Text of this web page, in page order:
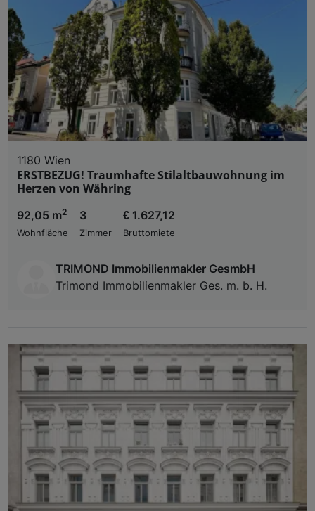
1180 Wien
ERSTBEZUG! Traumhafte Stilaltbauwohnung im
Herzen von Währing
92,05 m2
Wohnfläche
3
Zimmer
€ 1.627,12
Bruttomiete
TRIMOND Immobilienmakler GesmbH
Trimond Immobilienmakler Ges. m. b. H.